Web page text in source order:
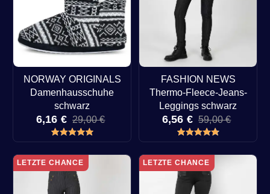
NORWAY ORIGINALS
Damenhausschuhe
schwarz
6,16 € 29,00 €
FASHION NEWS
Thermo-Fleece-Jeans-
Leggings schwarz
6,56 € 59,00 €
LETZTE CHANCE LETZTE CHANCE